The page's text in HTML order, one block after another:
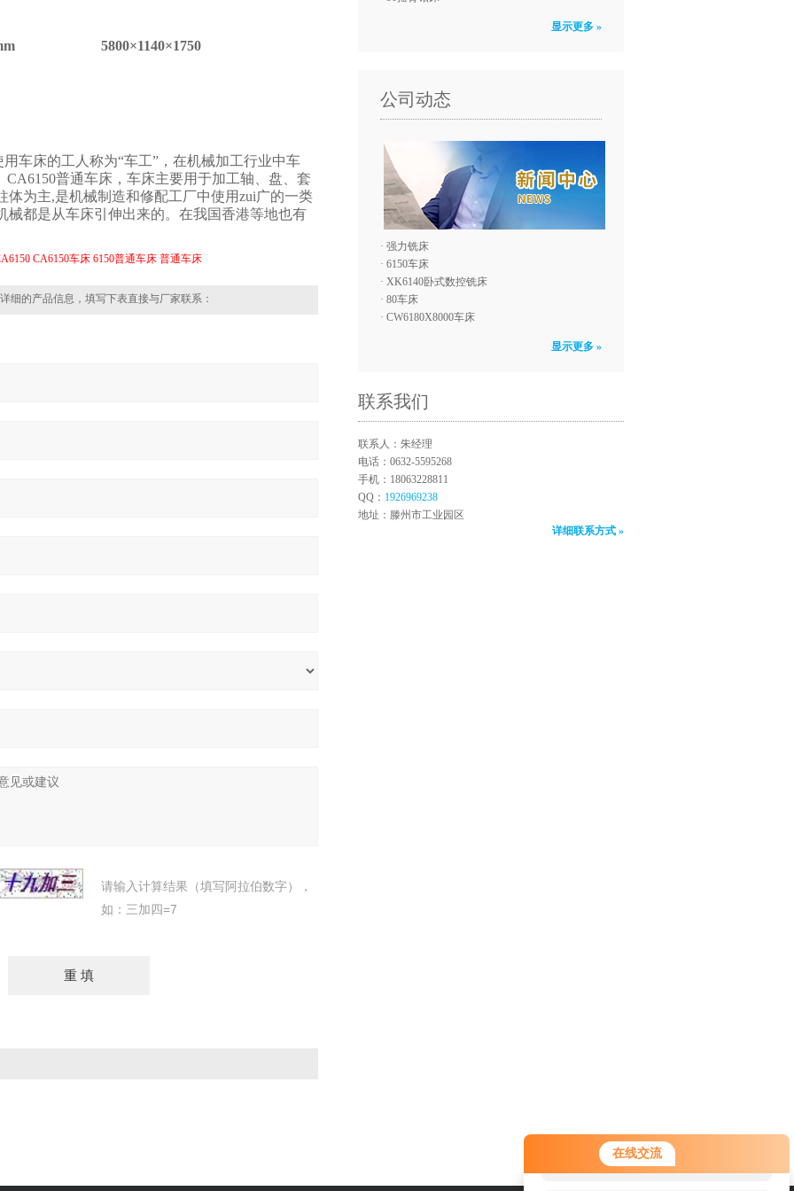
在线交流
您好！欢迎前来咨询，很高兴为您
服务，请问您要咨询什么问题呢？
5800×1140×1750
车床的工人称为“车工”，在机械加工行业中车
普通车床，车床主要用于加工轴、盘、套
体为主,是机械制造和修配工厂中使用zui广的一类
械都是从车床引伸出来的。在我国香港等地也有
CA6150车床 6150普通车床 普通车床
细的产品信息，填写下表直接与厂家联系：
请输入计算结果（填写阿拉伯数字），
如：三加四=7
显示更多 »
公司动态
· 强力铣床
· 6150车床
· XK6140卧式数控铣床
· 80车床
· CW6180X8000车床
显示更多 »
联系我们
联系人：朱经理
电话：0632-5595268
手机：18063228811
QQ： 1926969238
地址：滕州市工业园区
详细联系方式 »